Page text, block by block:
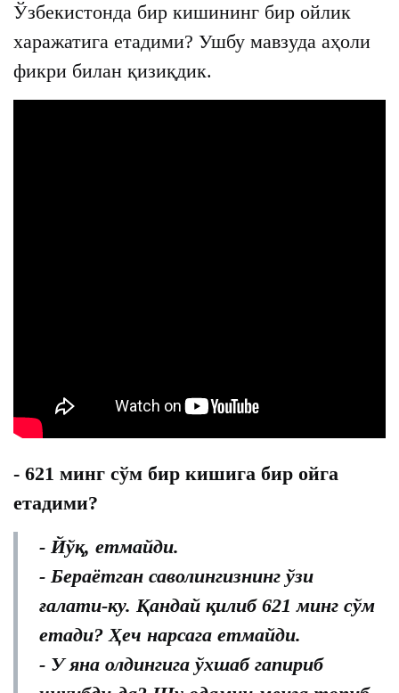
Ўзбекистонда бир кишининг бир ойлик
харажатига етадими? Ушбу мавзуда аҳоли
фикри билан қизиқдик.
- 621 минг сўм бир кишига бир ойга
етадими?
- Йўқ, етмайди.
- Бераётган саволингизнинг ўзи
ғалати-ку. Қандай қилиб 621 минг сўм
етади? Ҳеч нарсага етмайди.
- У яна олдингига ўхшаб гапириб